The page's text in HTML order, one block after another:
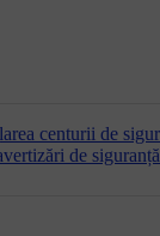
centurii de
de siguranță
a porni de pe
ale sistemelor și
afișajul pentru